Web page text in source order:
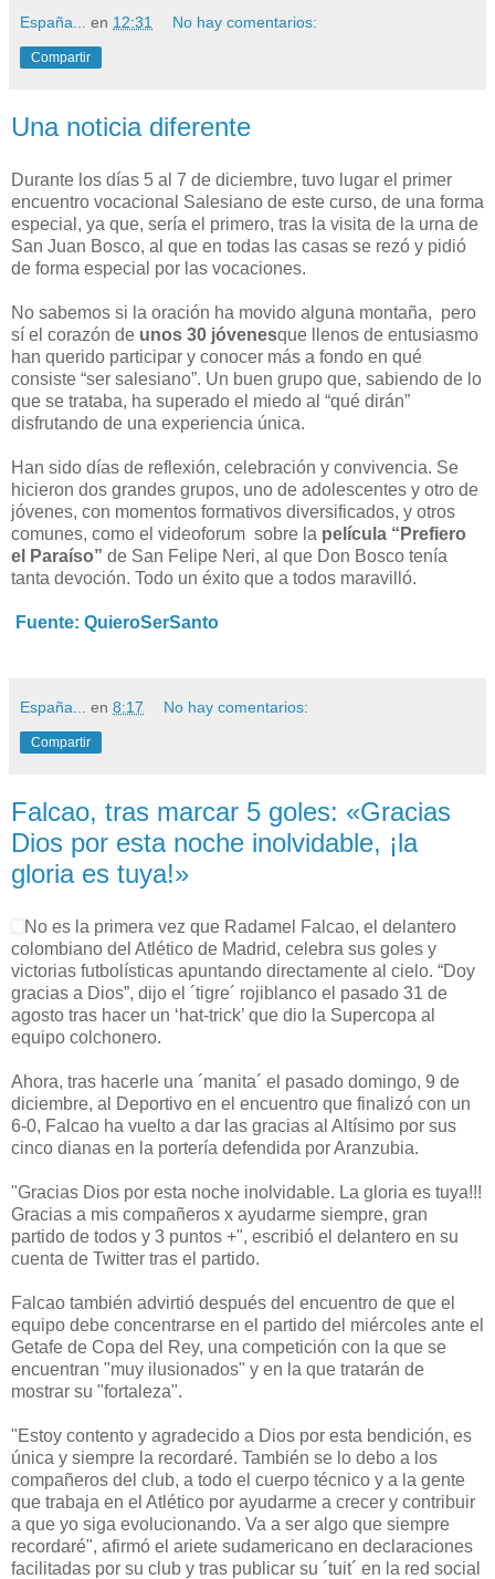
España... en 12:31 No hay comentarios:
Compartir
Una noticia diferente
Durante los días 5 al 7 de diciembre, tuvo lugar el primer
encuentro vocacional Salesiano de este curso, de una forma
especial, ya que, sería el primero, tras la visita de la urna de
San Juan Bosco, al que en todas las casas se rezó y pidió
de forma especial por las vocaciones.
No sabemos si la oración ha movido alguna montaña, pero
sí el corazón de unos 30 jóvenesque llenos de entusiasmo
han querido participar y conocer más a fondo en qué
consiste “ser salesiano”. Un buen grupo que, sabiendo de lo
que se trataba, ha superado el miedo al “qué dirán”
disfrutando de una experiencia única.
Han sido días de reflexión, celebración y convivencia. Se
hicieron dos grandes grupos, uno de adolescentes y otro de
jóvenes, con momentos formativos diversificados, y otros
comunes, como el videoforum sobre la película “Prefiero
el Paraíso” de San Felipe Neri, al que Don Bosco tenía
tanta devoción. Todo un éxito que a todos maravilló.
Fuente: QuieroSerSanto
España... en 8:17 No hay comentarios:
Compartir
Falcao, tras marcar 5 goles: «Gracias
Dios por esta noche inolvidable, ¡la
gloria es tuya!»
No es la primera vez que Radamel Falcao, el delantero
colombiano del Atlético de Madrid, celebra sus goles y
victorias futbolísticas apuntando directamente al cielo. “Doy
gracias a Dios”, dijo el ´tigre´ rojiblanco el pasado 31 de
agosto tras hacer un ‘hat-trick’ que dio la Supercopa al
equipo colchonero.
Ahora, tras hacerle una ´manita´ el pasado domingo, 9 de
diciembre, al Deportivo en el encuentro que finalizó con un
6-0, Falcao ha vuelto a dar las gracias al Altísimo por sus
cinco dianas en la portería defendida por Aranzubia.
"Gracias Dios por esta noche inolvidable. La gloria es tuya!!!
Gracias a mis compañeros x ayudarme siempre, gran
partido de todos y 3 puntos +", escribió el delantero en su
cuenta de Twitter tras el partido.
Falcao también advirtió después del encuentro de que el
equipo debe concentrarse en el partido del miércoles ante el
Getafe de Copa del Rey, una competición con la que se
encuentran "muy ilusionados" y en la que tratarán de
mostrar su "fortaleza".
"Estoy contento y agradecido a Dios por esta bendición, es
única y siempre la recordaré. También se lo debo a los
compañeros del club, a todo el cuerpo técnico y a la gente
que trabaja en el Atlético por ayudarme a crecer y contribuir
a que yo siga evolucionando. Va a ser algo que siempre
recordaré", afirmó el ariete sudamericano en declaraciones
facilitadas por su club y tras publicar su ´tuit´ en la red social